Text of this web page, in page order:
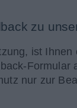
zu
ist
Formular
nur zur